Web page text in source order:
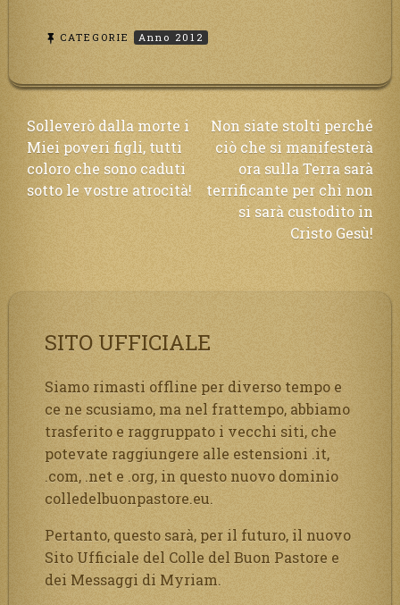
CATEGORIE Anno 2012
Navigazione
articoli
Solleverò dalla morte i
Miei poveri figli, tutti
coloro che sono caduti
sotto le vostre atrocità!
Non siate stolti perché
ciò che si manifesterà
ora sulla Terra sarà
terrificante per chi non
si sarà custodito in
Cristo Gesù!
SITO UFFICIALE
Siamo rimasti offline per diverso tempo e
ce ne scusiamo, ma nel frattempo, abbiamo
trasferito e raggruppato i vecchi siti, che
potevate raggiungere alle estensioni .it,
.com, .net e .org, in questo nuovo dominio
colledelbuonpastore.eu.
Pertanto, questo sarà, per il futuro, il nuovo
Sito Ufficiale del Colle del Buon Pastore e
dei Messaggi di Myriam.